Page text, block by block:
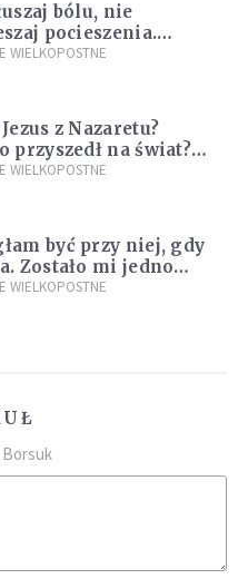
bólu, nie
pocieszenia.
zamiast rzucać się
WIELKOPOSTNE
z Nazaretu?
przyszedł na świat?
umarł?
WIELKOPOSTNE
być przy niej, gdy
Zostało mi jedno
[Siedem Boleści]
WIELKOPOSTNE
Borsuk